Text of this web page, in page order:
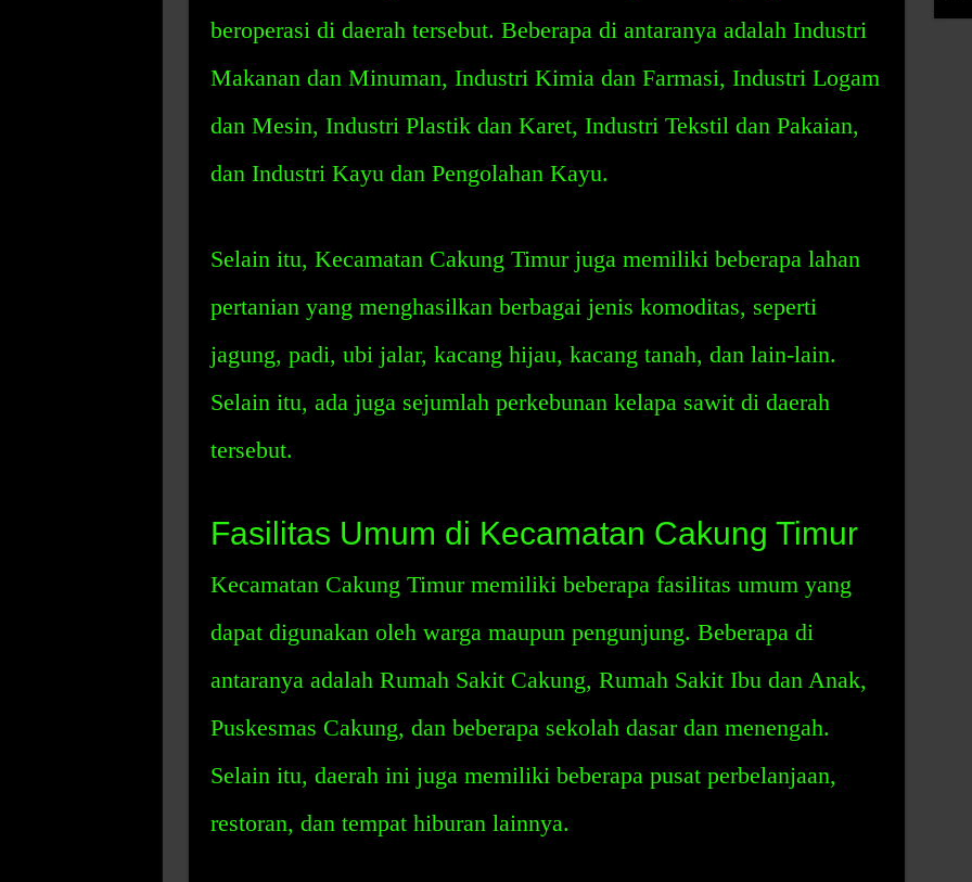
beroperasi di daerah tersebut. Beberapa di antaranya adalah Industri
Makanan dan Minuman, Industri Kimia dan Farmasi, Industri Logam
dan Mesin, Industri Plastik dan Karet, Industri Tekstil dan Pakaian,
dan Industri Kayu dan Pengolahan Kayu.
Selain itu, Kecamatan Cakung Timur juga memiliki beberapa lahan
pertanian yang menghasilkan berbagai jenis komoditas, seperti
jagung, padi, ubi jalar, kacang hijau, kacang tanah, dan lain-lain.
Selain itu, ada juga sejumlah perkebunan kelapa sawit di daerah
tersebut.
Fasilitas Umum di Kecamatan Cakung Timur
Kecamatan Cakung Timur memiliki beberapa fasilitas umum yang
dapat digunakan oleh warga maupun pengunjung. Beberapa di
antaranya adalah Rumah Sakit Cakung, Rumah Sakit Ibu dan Anak,
Puskesmas Cakung, dan beberapa sekolah dasar dan menengah.
Selain itu, daerah ini juga memiliki beberapa pusat perbelanjaan,
restoran, dan tempat hiburan lainnya.